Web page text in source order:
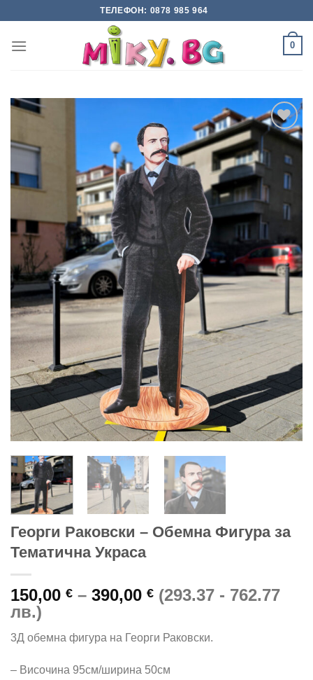
content
ТЕЛЕФОН: 0878 985 964
0
Add to
wishlist
Георги Раковски – Обемна Фигура за
Тематична Украса
150,00 € – 390,00 €Price
range:
through
390,00 €
(293.37 - 762.77
лв.)
3Д обемна фигура на Георги Раковски.
– Височина 95см/ширина 50см